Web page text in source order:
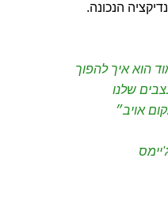
הנכונה.
הוא איך להפוך
שלנו
אויב״